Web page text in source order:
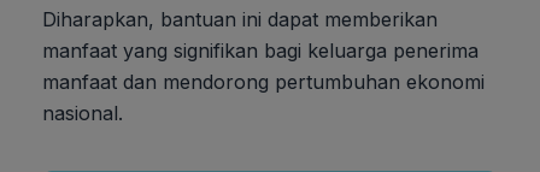
Diharapkan, bantuan ini dapat memberikan
manfaat yang signifikan bagi keluarga penerima
manfaat dan mendorong pertumbuhan ekonomi
nasional.